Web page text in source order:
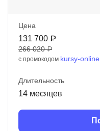
Цена
131 700 ₽
266 020 ₽
с промокодом kursy-online
Длительность
14 месяцев